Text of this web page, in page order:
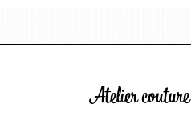
Atelier couture